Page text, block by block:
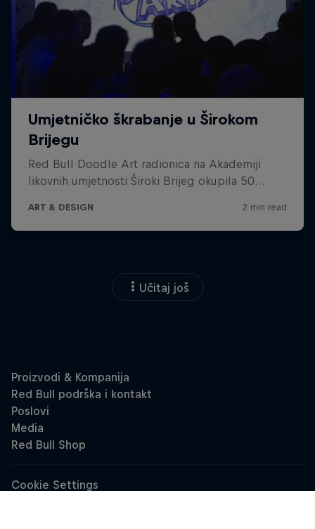
Učitaj još